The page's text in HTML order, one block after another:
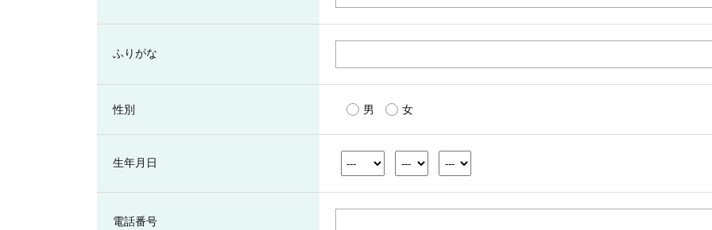
ふりがな
性別 男 女
生年月日
電話番号